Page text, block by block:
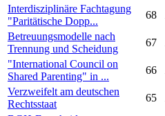
Interdisziplinäre Fachtagung
"Paritätische Dopp...
68
Betreuungsmodelle nach
Trennung und Scheidung
67
"International Council on
Shared Parenting" in ...
66
Verzweifelt am deutschen
Rechtsstaat
65